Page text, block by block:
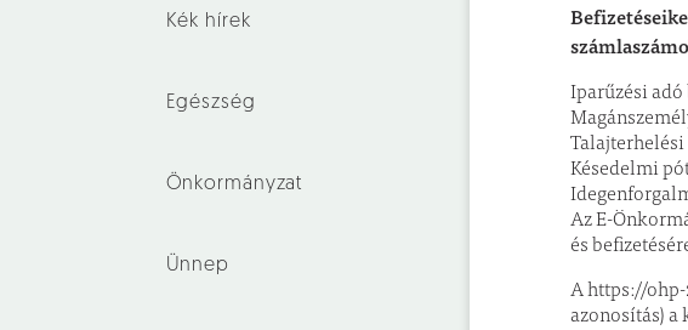
Kék hírek
Egészség
Önkormányzat
Ünnep
Iparűzési adó
Talajterhelési
Késedelmi
Az E-
és
A https://
azonosítás)